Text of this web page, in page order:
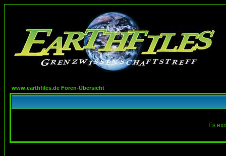
www.earthfiles.de Foren-Übersicht
Es